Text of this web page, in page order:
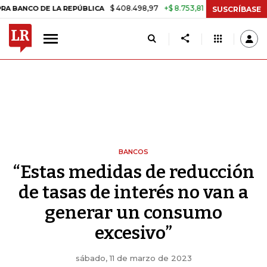
LA REPÚBLICA $ 408.498,97 +$ 8.753,81 +2,19% TASA DE
SUSCRÍBASE
BANCOS
“Estas medidas de reducción
de tasas de interés no van a
generar un consumo
excesivo”
sábado, 11 de marzo de 2023